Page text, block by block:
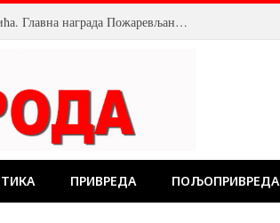
Велика посећеност Костолачког котлића. Главна награда Пожаревљанину
ПРИВРЕДА ПОЉОПРИВРЕДА